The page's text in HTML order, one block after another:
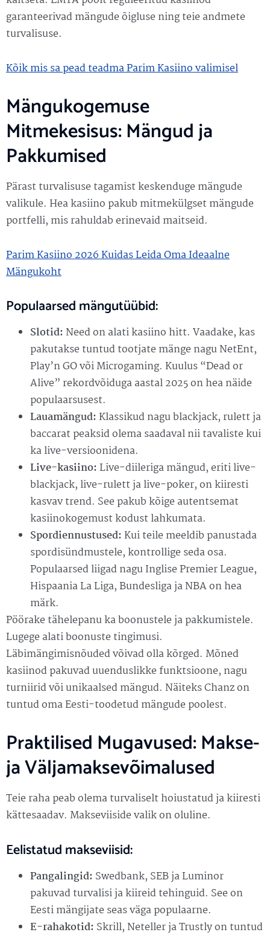
garanteerivad mängude õigluse ning teie andmete
turvalisuse.
Kõik mis sa pead teadma Parim Kasiino valimisel
Mängukogemuse
Mitmekesisus: Mängud ja
Pakkumised
Pärast turvalisuse tagamist keskenduge mängude
valikule. Hea kasiino pakub mitmekülgset mängude
portfelli, mis rahuldab erinevaid maitseid.
Parim Kasiino 2026 Kuidas Leida Oma Ideaalne
Mängukoht
Populaarsed mängutüübid:
Slotid: Need on alati kasiino hitt. Vaadake, kas
pakutakse tuntud tootjate mänge nagu NetEnt,
Play’n GO või Microgaming. Kuulus “Dead or
Alive” rekordvõiduga aastal 2025 on hea näide
populaarsusest.
Lauamängud: Klassikud nagu blackjack, rulett ja
baccarat peaksid olema saadaval nii tavaliste kui
ka live-versioonidena.
Live-kasiino:Live-diileriga mängud, eriti live-
blackjack, live-rulett ja live-poker, on kiiresti
kasvav trend. See pakub kõige autentsemat
kasiinokogemust kodust lahkumata.
Spordiennustused: Kui teile meeldib panustada
spordisündmustele, kontrollige seda osa.
Populaarsed liigad nagu Inglise Premier League,
Hispaania La Liga, Bundesliga ja NBA on hea
märk.
Pöörake tähelepanu ka boonustele ja pakkumistele.
Lugege alati boonuste tingimusi.
Läbimängimisnõuded võivad olla kõrged. Mõned
kasiinod pakuvad uuenduslikke funktsioone, nagu
turniirid või unikaalsed mängud. Näiteks Chanz on
tuntud oma Eesti-toodetud mängude poolest.
Praktilised Mugavused: Makse-
ja Väljamaksevõimalused
Teie raha peab olema turvaliselt hoiustatud ja kiiresti
kättesaadav. Makseviiside valik on oluline.
Eelistatud makseviisid:
Pangalingid: Swedbank, SEB ja Luminor
pakuvad turvalisi ja kiireid tehinguid. See on
Eesti mängijate seas väga populaarne.
E-rahakotid: Skrill, Neteller ja Trustly on tuntud